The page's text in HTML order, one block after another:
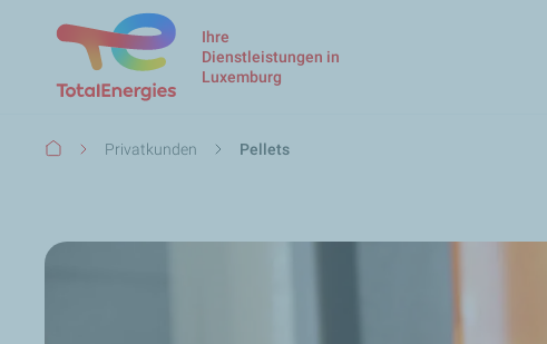
Ihre
Dienstleistungen in
Luxemburg
Pfadnavigation
Privatkunden Pellets